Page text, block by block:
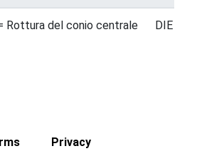
Rottura del conio centrale DIE
Privacy